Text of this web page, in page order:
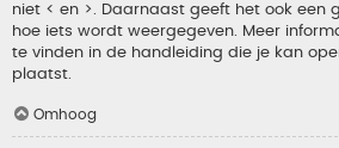
niet < en >. Daarnaast geeft het ook een
hoe iets wordt weergegeven. Meer
te vinden in de handleiding die je kan
plaatst.
Omhoog